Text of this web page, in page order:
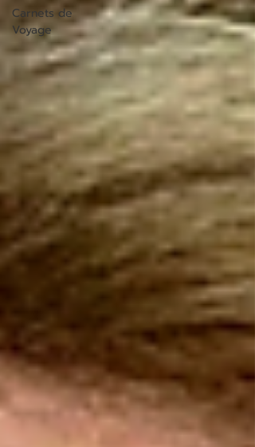
Carnets de
Voyage